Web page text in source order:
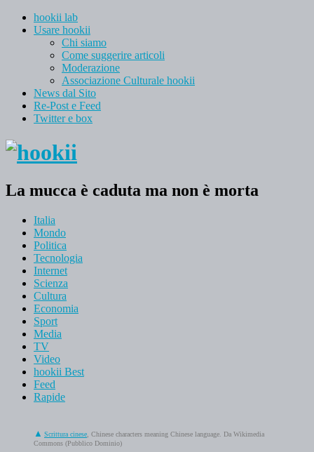
hookii lab
Usare hookii
Chi siamo
Come suggerire articoli
Moderazione
Associazione Culturale hookii
News dal Sito
Re-Post e Feed
Twitter e box
La mucca è caduta ma non è morta
Italia
Mondo
Politica
Tecnologia
Internet
Scienza
Cultura
Economia
Sport
Media
TV
Video
hookii Best
Feed
Rapide
Scrittura cinese , Chinese characters meaning Chinese language. Da Wikimedia
Commons (Pubblico Dominio)